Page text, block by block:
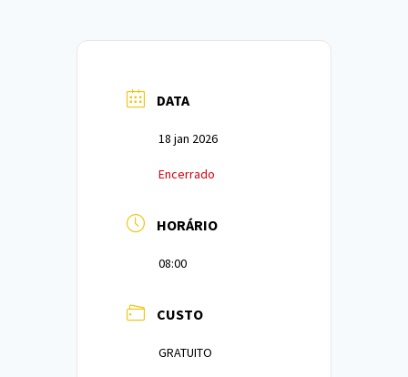
DATA
18 jan 2026
Encerrado
HORÁRIO
08:00
CUSTO
GRATUITO